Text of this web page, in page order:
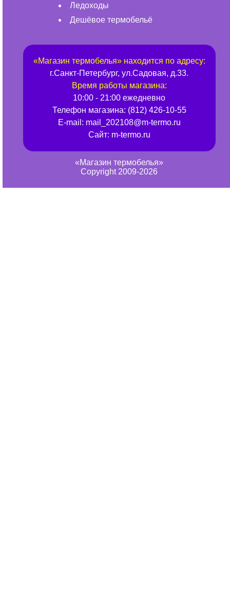
Ледоходы
Дешёвое термобельё
«Магазин термобелья» находится по адресу:
г.Санкт-Петербург, ул.Садовая, д.33.
Время работы магазина:
10:00 - 21:00 ежедневно
Телефон магазина: (812) 426-10-55
E-mail: mail_202108@m-termo.ru
Сайт: m-termo.ru
«Магазин термобелья»
Copyright 2009-2026